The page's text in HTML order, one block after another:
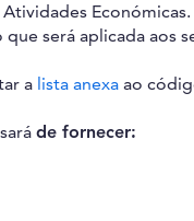
será aplicada aos
a lista anexa ao
de fornecer: